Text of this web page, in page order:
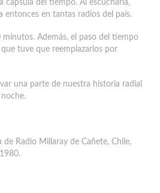
cápsula del tiempo. Al escucharla,
entonces en tantas radios del país.
Además, el paso del tiempo
tuve que reemplazarlos por
una parte de nuestra historia radial
Radio Millaray de Cañete, Chile,